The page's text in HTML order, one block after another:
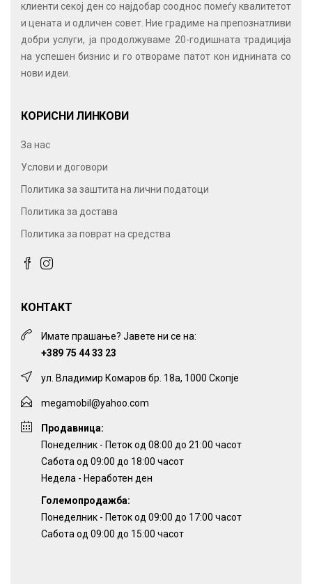
клиенти секој ден со најдобар сооднос помеѓу квалитетот
и цената и одличен совет. Ние градиме на препознатливи
добри услуги, ја продолжуваме 20-годишната традиција
на успешен бизнис и го отвораме патот кон иднината со
нови идеи.
КОРИСНИ ЛИНКОВИ
За нас
Услови и договори
Политика за заштита на лични податоци
Политика за достава
Политика за поврат на средства
КОНТАКТ
Имате прашање? Јавете ни се на:
+389 75 44 33 23
ул. Владимир Комаров бр. 18а, 1000 Скопје
megamobil@yahoo.com
Продавница:
Понеделник - Петок од 08:00 до 21:00 часот
Сабота од 09:00 до 18:00 часот
Недела - Неработен ден
Големопродажба:
Понеделник - Петок од 09:00 до 17:00 часот
Сабота од 09:00 до 15:00 часот